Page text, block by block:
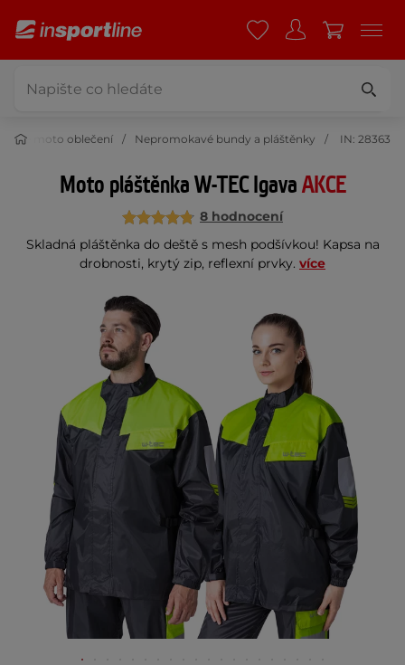
moto oblečení Nepromokavé bundy a pláštěnky IN: 28363
Moto pláštěnka W-TEC IgavaAKCE
8 hodnocení
Skladná pláštěnka do deště s mesh podšívkou! Kapsa na
drobnosti, krytý zip, reflexní prvky. více